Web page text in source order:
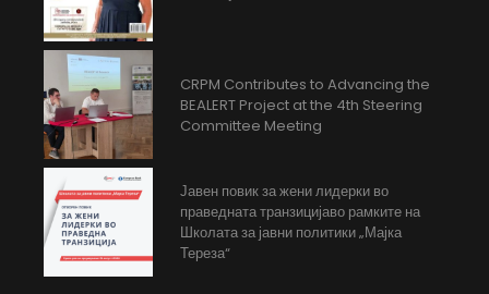
CRPM Contributes to Advancing the
BEALERT Project at the 4th Steering
Committee Meeting
Јавен повик за жени лидерки во
праведната транзицијаво рамките на
Школата за јавни политики „Мајка
Тереза“